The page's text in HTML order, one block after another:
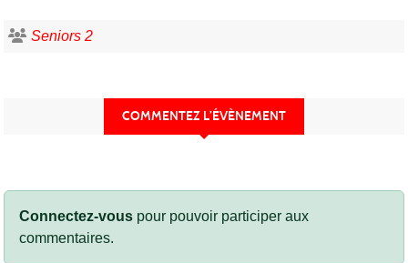
Seniors 2
COMMENTEZ L’ÉVÈNEMENT
Connectez-vous pour pouvoir participer aux
commentaires.